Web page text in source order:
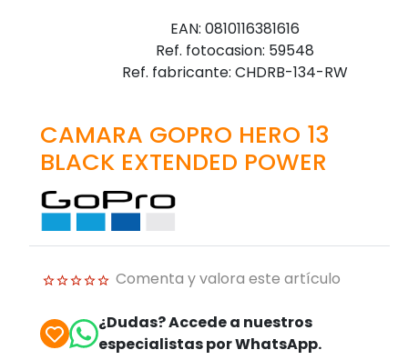
EAN: 0810116381616
Ref. fotocasion: 59548
Ref. fabricante: CHDRB-134-RW
CAMARA GOPRO HERO 13
BLACK EXTENDED POWER
Comenta y valora este artículo
¿Dudas? Accede a nuestros
especialistas por WhatsApp.